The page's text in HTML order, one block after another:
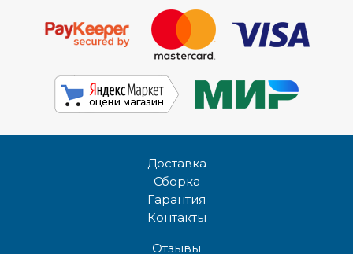
Доставка
Сборка
Гарантия
Контакты
Отзывы